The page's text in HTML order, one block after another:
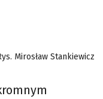
Mirosław Stankiewicz